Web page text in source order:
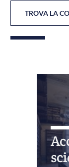
TROVA LA